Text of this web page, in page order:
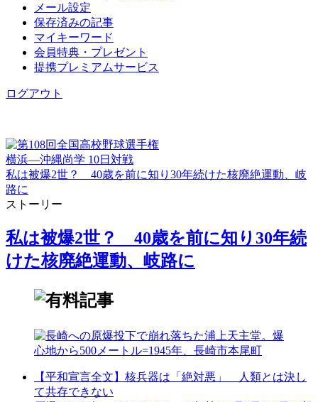
メール設定
保存済みの記事
マイキーワード
会員特典・プレゼント
提携プレミアムサービス
ログアウト
横浜―沖縄尚学 10日対戦
私は被爆2世？ 40歳を前に知り30年続けた核廃絶運動、岐
路に
ストーリー
私は被爆2世？ 40歳を前に知り30年続
けた核廃絶運動、岐路に
【平和宣言全文】核兵器は「絶対悪」 人類とは決し
て共存できない